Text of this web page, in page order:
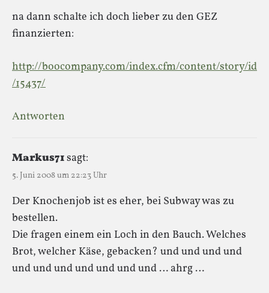
na dann schalte ich doch lieber zu den GEZ
finanzierten:
http://boocompany.com/index.cfm/content/story/id
/15437/
Antworten
Markus71sagt:
5. Juni 2008 um 22:23 Uhr
Der Knochenjob ist es eher, bei Subway was zu
bestellen.
Die fragen einem ein Loch in den Bauch. Welches
Brot, welcher Käse, gebacken? und und und und
und und und und und und und … ahrg …